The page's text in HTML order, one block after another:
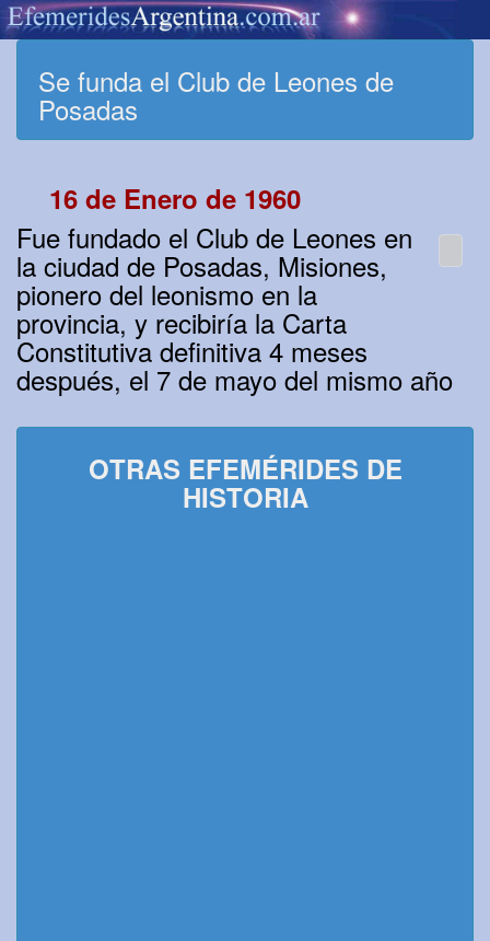
Se funda el Club de Leones de
Posadas
16 de Enero de 1960
Fue fundado el Club de Leones en
la ciudad de Posadas, Misiones,
pionero del leonismo en la
provincia, y recibiría la Carta
Constitutiva definitiva 4 meses
después, el 7 de mayo del mismo año
OTRAS EFEMÉRIDES DE
HISTORIA